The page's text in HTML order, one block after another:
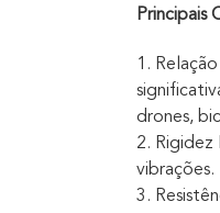
Principais
1.
drones,
2.
3.